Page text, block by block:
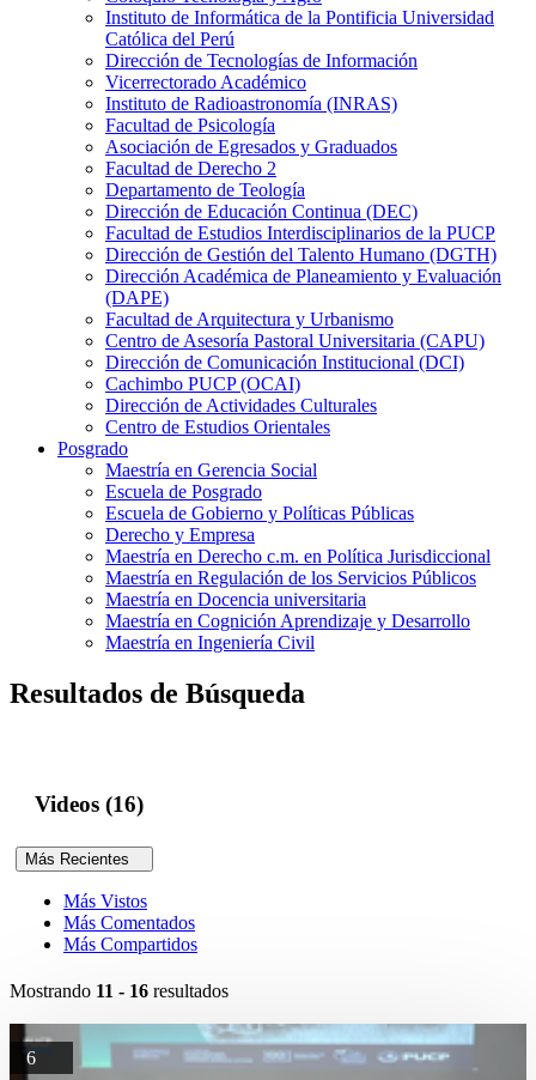
Instituto de Informática de la Pontificia Universidad
Católica del Perú
Dirección de Tecnologías de Información
Vicerrectorado Académico
Instituto de Radioastronomía (INRAS)
Facultad de Psicología
Asociación de Egresados y Graduados
Facultad de Derecho 2
Departamento de Teología
Dirección de Educación Continua (DEC)
Facultad de Estudios Interdisciplinarios de la PUCP
Dirección de Gestión del Talento Humano (DGTH)
Dirección Académica de Planeamiento y Evaluación
(DAPE)
Facultad de Arquitectura y Urbanismo
Centro de Asesoría Pastoral Universitaria (CAPU)
Dirección de Comunicación Institucional (DCI)
Cachimbo PUCP (OCAI)
Dirección de Actividades Culturales
Centro de Estudios Orientales
Posgrado
Maestría en Gerencia Social
Escuela de Posgrado
Escuela de Gobierno y Políticas Públicas
Derecho y Empresa
Maestría en Derecho c.m. en Política Jurisdiccional
Maestría en Regulación de los Servicios Públicos
Maestría en Docencia universitaria
Maestría en Cognición Aprendizaje y Desarrollo
Maestría en Ingeniería Civil
Resultados de Búsqueda
Videos (16)
Más Recientes
Más Vistos
Más Comentados
Más Compartidos
Mostrando 11 - 16 resultados
6